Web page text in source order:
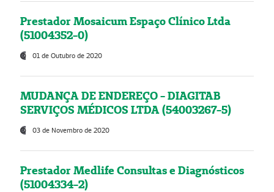
Prestador Mosaicum Espaço Clínico Ltda
(51004352-0)
01 de Outubro de 2020
MUDANÇA DE ENDEREÇO - DIAGITAB
SERVIÇOS MÉDICOS LTDA (54003267-5)
03 de Novembro de 2020
Prestador Medlife Consultas e Diagnósticos
(51004334-2)